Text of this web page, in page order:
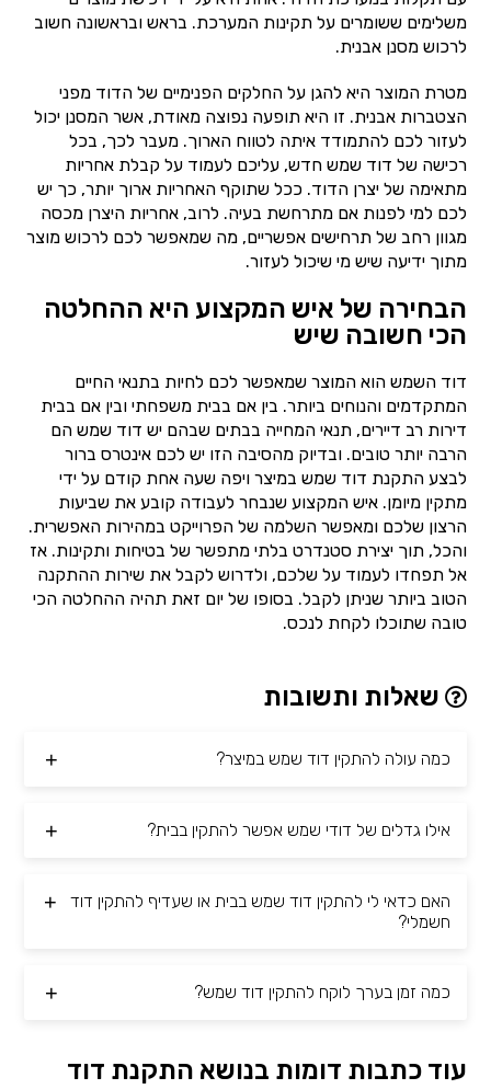
משלימים ששומרים על תקינות המערכת. בראש ובראשונה חשוב
לרכוש מסנן אבנית.
מטרת המוצר היא להגן על החלקים הפנימיים של הדוד מפני
הצטברות אבנית. זו היא תופעה נפוצה מאודת, אשר המסנן יכול
לעזור לכם להתמודד איתה לטווח הארוך. מעבר לכך, בכל
רכישה של דוד שמש חדש, עליכם לעמוד על קבלת אחריות
מתאימה של יצרן הדוד. ככל שתוקף האחריות ארוך יותר, כך יש
לכם למי לפנות אם מתרחשת בעיה. לרוב, אחריות היצרן מכסה
מגוון רחב של תרחישים אפשריים, מה שמאפשר לכם לרכוש מוצר
מתוך ידיעה שיש מי שיכול לעזור.
הבחירה של איש המקצוע היא ההחלטה
הכי חשובה שיש
דוד השמש הוא המוצר שמאפשר לכם לחיות בתנאי החיים
המתקדמים והנוחים ביותר. בין אם בבית משפחתי ובין אם בבית
דירות רב דיירים, תנאי המחייה בבתים שבהם יש דוד שמש הם
הרבה יותר טובים. ובדיוק מהסיבה הזו יש לכם אינטרס ברור
לבצע התקנת דוד שמש במיצר ויפה שעה אחת קודם על ידי
מתקין מיומן. איש המקצוע שנבחר לעבודה קובע את שביעות
הרצון שלכם ומאפשר השלמה של הפרוייקט במהירות האפשרית.
והכל, תוך יצירת סטנדרט בלתי מתפשר של בטיחות ותקינות. אז
אל תפחדו לעמוד על שלכם, ולדרוש לקבל את שירות ההתקנה
הטוב ביותר שניתן לקבל. בסופו של יום זאת תהיה ההחלטה הכי
טובה שתוכלו לקחת לנכס.
שאלות ותשובות
כמה עולה להתקין דוד שמש במיצר?
אילו גדלים של דודי שמש אפשר להתקין בבית?
האם כדאי לי להתקין דוד שמש בבית או שעדיף להתקין דוד
חשמלי?
כמה זמן בערך לוקח להתקין דוד שמש?
עוד כתבות דומות בנושא התקנת דוד